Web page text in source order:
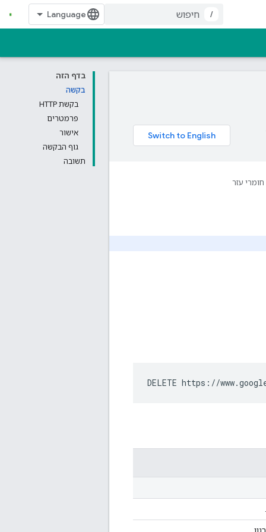
/
בדף הזה
בקשה
בקשת HTTP
פרמטרים
אישור
גוף הבקשה
תשובה
חומרי עזר
DELETE https://